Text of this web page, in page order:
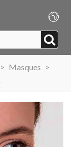
> Masques >